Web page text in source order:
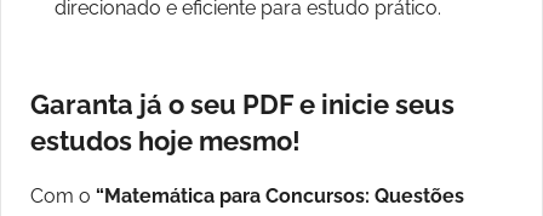
direcionado e eficiente para estudo prático.
Garanta já o seu PDF e inicie seus
estudos hoje mesmo!
Com o “Matemática para Concursos: Questões